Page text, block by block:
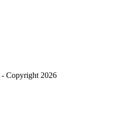
- Copyright 2026